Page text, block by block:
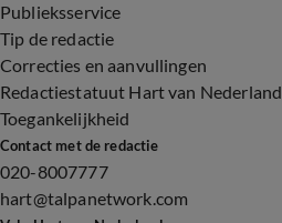
Publieksservice
Tip de redactie
Correcties en aanvullingen
Redactiestatuut Hart van Nederland
Toegankelijkheid
Contact met de redactie
020-8007777
hart@talpanetwork.com